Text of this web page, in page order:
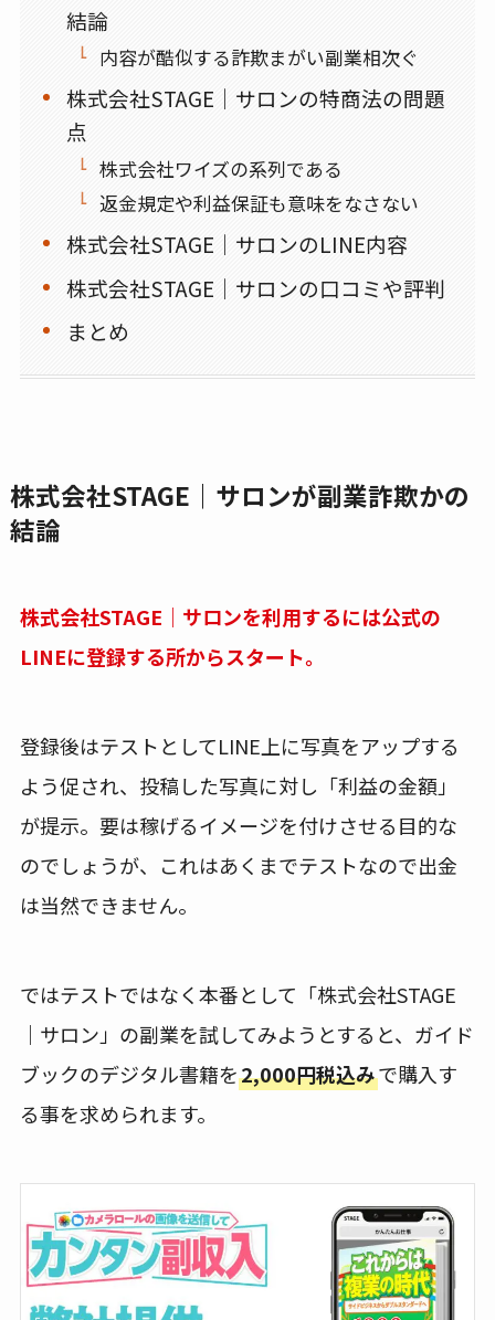
結論
内容が酷似する詐欺まがい副業相次ぐ
株式会社STAGE｜サロンの特商法の問題
点
株式会社ワイズの系列である
返金規定や利益保証も意味をなさない
株式会社STAGE｜サロンのLINE内容
株式会社STAGE｜サロンの口コミや評判
まとめ
株式会社STAGE｜サロンが副業詐欺かの
結論
株式会社STAGE｜サロンを利用するには公式の
LINEに登録する所からスタート。
登録後はテストとしてLINE上に写真をアップする
よう促され、投稿した写真に対し「利益の金額」
が提示。要は稼げるイメージを付けさせる目的な
のでしょうが、これはあくまでテストなので出金
は当然できません。
ではテストではなく本番として「株式会社STAGE
｜サロン」の副業を試してみようとすると、ガイド
ブックのデジタル書籍を2,000円税込みで購入す
る事を求められます。